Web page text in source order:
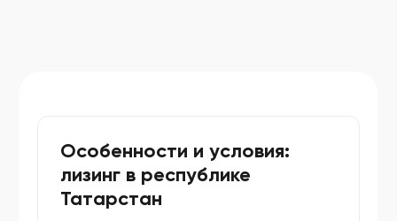
Особенности и условия:
лизинг в республике
Татарстан